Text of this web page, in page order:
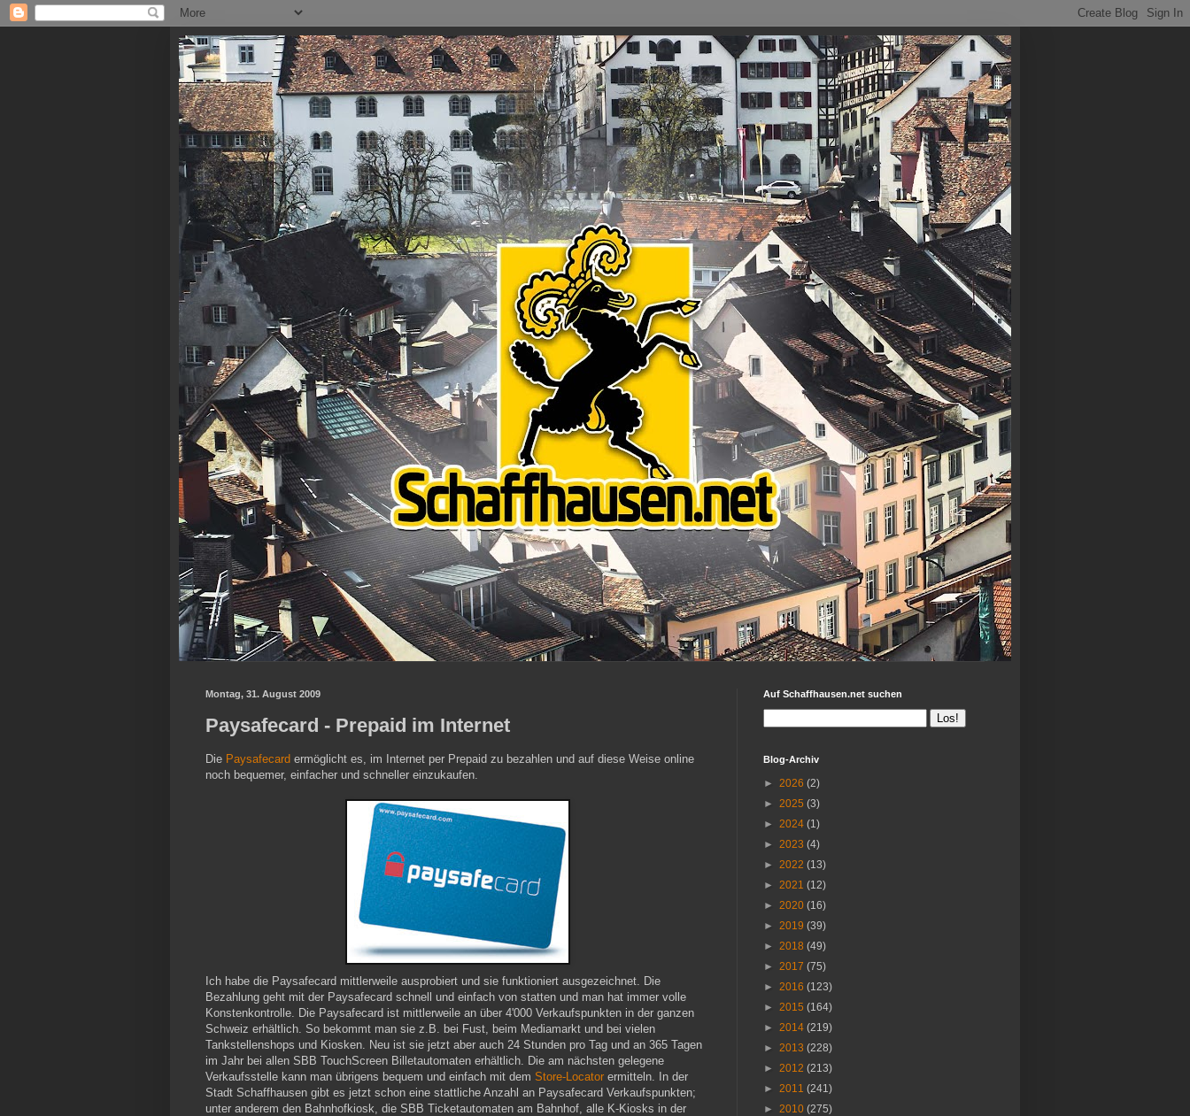
Montag, 31. August 2009
Paysafecard - Prepaid im Internet
Die Paysafecard ermöglicht es, im Internet per Prepaid zu bezahlen und auf diese Weise online
noch bequemer, einfacher und schneller einzukaufen.
Ich habe die Paysafecard mittlerweile ausprobiert und sie funktioniert ausgezeichnet. Die
Bezahlung geht mit der Paysafecard schnell und einfach von statten und man hat immer volle
Konstenkontrolle. Die Paysafecard ist mittlerweile an über 4'000 Verkaufspunkten in der ganzen
Schweiz erhältlich. So bekommt man sie z.B. bei Fust, beim Mediamarkt und bei vielen
Tankstellenshops und Kiosken. Neu ist sie jetzt aber auch 24 Stunden pro Tag und an 365 Tagen
im Jahr bei allen SBB TouchScreen Billetautomaten erhältlich. Die am nächsten gelegene
Verkaufsstelle kann man übrigens bequem und einfach mit dem Store-Locator ermitteln. In der
Stadt Schaffhausen gibt es jetzt schon eine stattliche Anzahl an Paysafecard Verkaufspunkten;
unter anderem den Bahnhofkiosk, die SBB Ticketautomaten am Bahnhof, alle K-Kiosks in der
Auf Schaffhausen.net suchen
Blog-Archiv
► 2026 (2)
► 2025 (3)
► 2024 (1)
► 2023 (4)
► 2022 (13)
► 2021 (12)
► 2020 (16)
► 2019 (39)
► 2018 (49)
► 2017 (75)
► 2016 (123)
► 2015 (164)
► 2014 (219)
► 2013 (228)
► 2012 (213)
► 2011 (241)
► 2010 (275)